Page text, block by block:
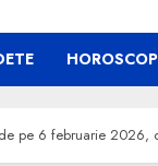
HOROSCOP
pe 6 februarie